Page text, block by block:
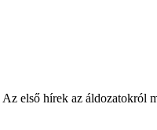
első hírek az